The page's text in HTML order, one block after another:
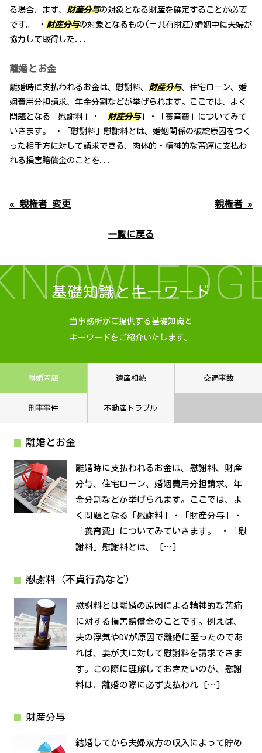
る場合，まず、 財産分与の対象となる財産を確定することが必要
です。 ・ 財産分与の対象となるもの(＝共有財産)婚姻中に夫婦が
協力して取得した...
離婚とお金
離婚時に支払われるお金は、慰謝料、 財産分与、住宅ローン、婚
姻費用分担請求、年金分割などが挙げられます。ここでは、よく
問題となる「慰謝料」・「 財産分与」・「養育費」についてみて
いきます。 ・「慰謝料」慰謝料とは、婚姻関係の破綻原因をつく
った相手方に対して請求できる、肉体的・精神的な苦痛に支払わ
れる損害賠償金のことを...
« 親権者 変更 親権者 »
一覧に戻る
基礎知識とキーワード
当事務所がご提供する基礎知識と
キーワードをご紹介いたします。
離婚問題 遺産相続 交通事故
刑事事件 不動産トラブル
離婚とお金
離婚時に支払われるお金は、慰謝料、財産
分与、住宅ローン、婚姻費用分担請求、年
金分割などが挙げられます。ここでは、よ
く問題となる「慰謝料」・「財産分与」・
「養育費」についてみていきます。 ・「慰
謝料」慰謝料とは、 […]
慰謝料（不貞行為など）
慰謝料とは離婚の原因による精神的な苦痛
に対する損害賠償金のことです。例えば、
夫の浮気やDVが原因で離婚に至ったのであ
れば、妻が夫に対して慰謝料を請求できま
す。この際に理解しておきたいのが、慰謝
料は，離婚の際に必ず支払われ […]
財産分与
結婚してから夫婦双方の収入によって貯め